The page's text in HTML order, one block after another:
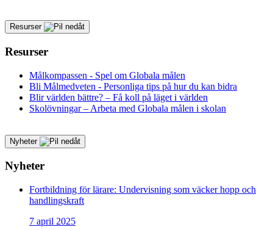
Resurser
Resurser
Målkompassen - Spel om Globala målen
Bli Målmedveten - Personliga tips på hur du kan bidra
Blir världen bättre? – Få koll på läget i världen
Skolövningar – Arbeta med Globala målen i skolan
Nyheter
Nyheter
Fortbildning för lärare: Undervisning som väcker hopp och
handlingskraft
7 april 2025